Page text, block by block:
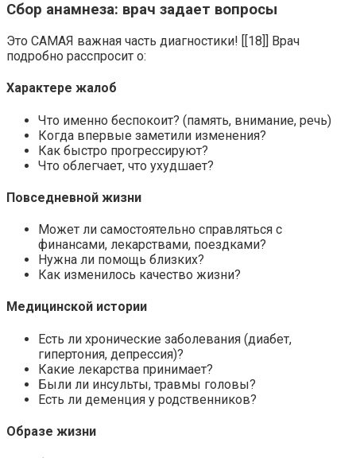
Сбор анамнеза: врач задает вопросы
Это САМАЯ важная часть диагностики! [[18]] Врач
подробно расспросит о:
Характере жалоб
Что именно беспокоит? (память, внимание, речь)
Когда впервые заметили изменения?
Как быстро прогрессируют?
Что облегчает, что ухудшает?
Повседневной жизни
Может ли самостоятельно справляться с
финансами, лекарствами, поездками?
Нужна ли помощь близких?
Как изменилось качество жизни?
Медицинской истории
Есть ли хронические заболевания (диабет,
гипертония, депрессия)?
Какие лекарства принимает?
Были ли инсульты, травмы головы?
Есть ли деменция у родственников?
Образе жизни